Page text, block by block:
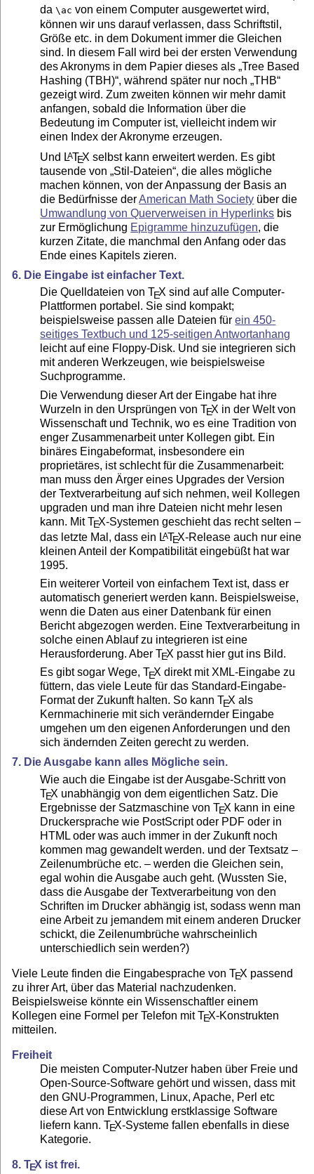
da\ac von einem Computer ausgewertet wird,
können wir uns darauf verlassen, dass Schriftstil,
Größe etc. in dem Dokument immer die Gleichen
sind. In diesem Fall wird bei der ersten Verwendung
des Akronyms in dem Papier dieses als „Tree Based
Hashing (TBH)“, während später nur noch „THB“
gezeigt wird. Zum zweiten können wir mehr damit
anfangen, sobald die Information über die
Bedeutung im Computer ist, vielleicht indem wir
einen Index der Akronyme erzeugen.
Und LATEX selbst kann erweitert werden. Es gibt
tausende von „Stil-Dateien“, die alles mögliche
machen können, von der Anpassung der Basis an
die Bedürfnisse derAmerican Math Society über die
Umwandlung von Querverweisen in Hyperlinks bis
zur Ermöglichung Epigramme hinzuzufügen, die
kurzen Zitate, die manchmal den Anfang oder das
Ende eines Kapitels zieren.
6. Die Eingabe ist einfacher Text.
Die Quelldateien vonTEX sind auf alle Computer-
Plattformen portabel. Sie sind kompakt;
beispielsweise passen alle Dateien fürein 450-
seitiges Textbuch und 125-seitigen Antwortanhang
leicht auf eine Floppy-Disk. Und sie integrieren sich
mit anderen Werkzeugen, wie beispielsweise
Suchprogramme.
Die Verwendung dieser Art der Eingabe hat ihre
Wurzeln in den Ursprüngen vonTEX in der Welt von
Wissenschaft und Technik, wo es eine Tradition von
enger Zusammenarbeit unter Kollegen gibt. Ein
binäres Eingabeformat, insbesondere ein
proprietäres, ist schlecht für die Zusammenarbeit:
man muss den Ärger eines Upgrades der Version
der Textverarbeitung auf sich nehmen, weil Kollegen
upgraden und man ihre Dateien nicht mehr lesen
kann. MitTEX-Systemen geschieht das recht selten –
das letzte Mal, dass ein LATEX-Release auch nur eine
kleinen Anteil der Kompatibilität eingebüßt hat war
1995.
Ein weiterer Vorteil von einfachem Text ist, dass er
automatisch generiert werden kann. Beispielsweise,
wenn die Daten aus einer Datenbank für einen
Bericht abgezogen werden. Eine Textverarbeitung in
solche einen Ablauf zu integrieren ist eine
Herausforderung. AberTEX passt hier gut ins Bild.
Es gibt sogar Wege,TEX direkt mit XML-Eingabe zu
füttern, das viele Leute für das Standard-Eingabe-
Format der Zukunft halten. So kannTEX als
Kernmachinerie mit sich verändernder Eingabe
umgehen um den eigenen Anforderungen und den
sich ändernden Zeiten gerecht zu werden.
7. Die Ausgabe kann alles Mögliche sein.
Wie auch die Eingabe ist der Ausgabe-Schritt von
TEX unabhängig von dem eigentlichen Satz. Die
Ergebnisse der Satzmaschine vonTEX kann in eine
Druckersprache wie PostScript oder PDF oder in
HTML oder was auch immer in der Zukunft noch
kommen mag gewandelt werden. und der Textsatz –
Zeilenumbrüche etc. – werden die Gleichen sein,
egal wohin die Ausgabe auch geht. (Wussten Sie,
dass die Ausgabe der Textverarbeitung von den
Schriften im Drucker abhängig ist, sodass wenn man
eine Arbeit zu jemandem mit einem anderen Drucker
schickt, die Zeilenumbrüche wahrscheinlich
unterschiedlich sein werden?)
Viele Leute finden die Eingabesprache vonTEX passend
zu ihrer Art, über das Material nachzudenken.
Beispielsweise könnte ein Wissenschaftler einem
Kollegen eine Formel per Telefon mitTEX-Konstrukten
mitteilen.
Freiheit
Die meisten Computer-Nutzer haben über Freie und
Open-Source-Software gehört und wissen, dass mit
den GNU-Programmen, Linux, Apache, Perl etc
diese Art von Entwicklung erstklassige Software
liefern kann.TEX-Systeme fallen ebenfalls in diese
Kategorie.
8.TEX ist frei.